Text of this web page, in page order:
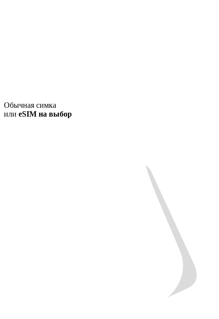
Обычная симка
или eSIM на выбор